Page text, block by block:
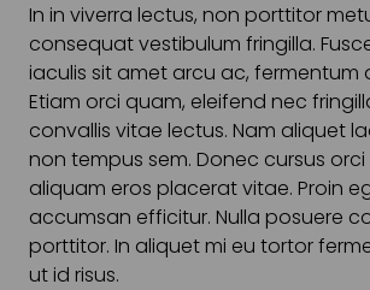
In in viverra lectus, non porttitor
consequat vestibulum fringilla.
iaculis sit amet arcu ac, fermentum
Etiam orci quam, eleifend nec
convallis vitae lectus. Nam aliquet
non tempus sem. Donec cursus orci
aliquam eros placerat vitae. Proin
accumsan efficitur. Nulla posuere
porttitor. In aliquet mi eu tortor
ut id risus.